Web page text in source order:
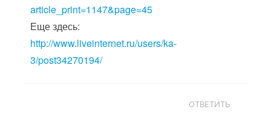
article_print=1147&page=45
Еще здесь:
http://www.liveinternet.ru/users/ka-
3/post34270194/
ОТВЕТИТЬ